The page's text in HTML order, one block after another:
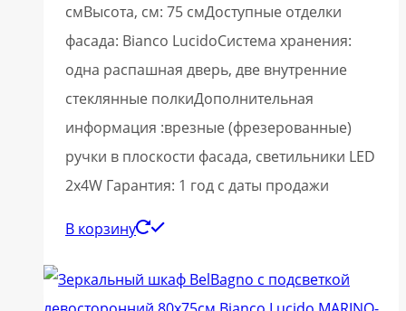
смВысота, см: 75 смДоступные отделки
фасада: Bianco LucidoСистема хранения:
одна распашная дверь, две внутренние
стеклянные полкиДополнительная
информация :врезные (фрезерованные)
ручки в плоскости фасада, светильники LED
2x4W Гарантия: 1 год с даты продажи
В корзину